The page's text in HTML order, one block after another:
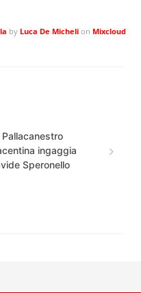
by Luca De Micheli on Mixcloud
Pallacanestro
ingaggia
Speronello